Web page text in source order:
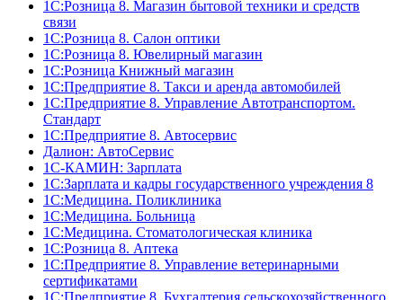
1С:Розница 8. Магазин бытовой техники и средств
связи
1С:Розница 8. Салон оптики
1С:Розница 8. Ювелирный магазин
1С:Розница Книжный магазин
1C:Предприятие 8. Такси и аренда автомобилей
1С:Предприятие 8. Управление Автотранспортом.
Стандарт
1C:Предприятие 8. Автосервис
Далион: АвтоСервис
1С-КАМИН: Зарплата
1С:Зарплата и кадры государственного учреждения 8
1С:Медицина. Поликлиника
1С:Медицина. Больница
1С:Медицина. Стоматологическая клиника
1С:Розница 8. Аптека
1C:Предприятие 8. Управление ветеринарными
сертификатами
1С:Предприятие 8. Бухгалтерия сельскохозяйственного